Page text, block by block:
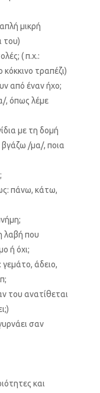
μικρή
του)
( π.χ.:
τραπέζι)
από έναν ήχο;
, όπως λέμε
με τη δομή
βγάζω /μα/, ποια
πάνω, κάτω,
λαβή που
ή όχι;
γεμάτο, άδειο,
του ανατίθεται
σαν
και